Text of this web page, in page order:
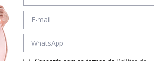
BLUSA
em6x de